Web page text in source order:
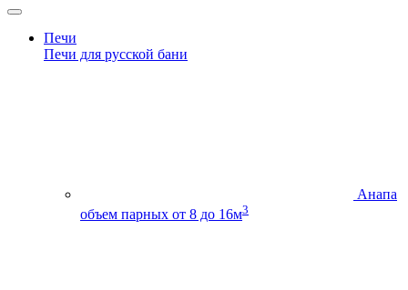
Печи
Печи для русской бани
Анапа
объем парных от 8 до 16м3